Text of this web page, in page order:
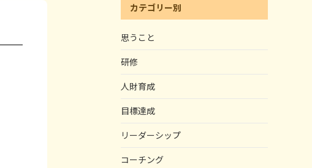
カテゴリー別
思うこと
研修
人財育成
目標達成
リーダーシップ
コーチング